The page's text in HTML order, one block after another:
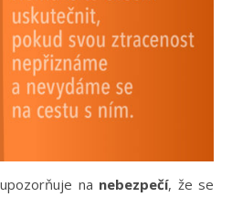
na nebezpečí, že se